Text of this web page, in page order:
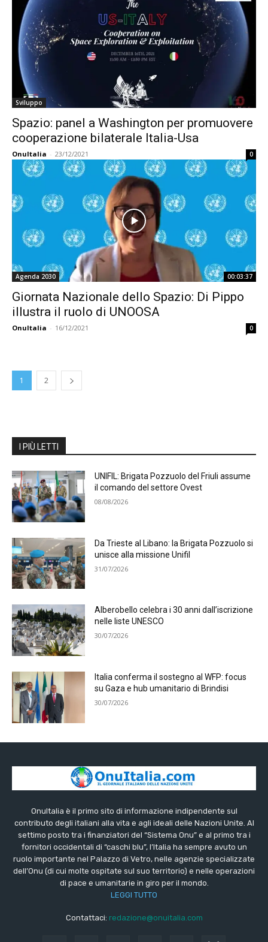
Sviluppo
Spazio: panel a Washington per promuovere
cooperazione bilaterale Italia-Usa
OnuItalia - 23/12/2021 0
Agenda 2030 00:03:37
Giornata Nazionale dello Spazio: Di Pippo
illustra il ruolo di UNOOSA
OnuItalia - 16/12/2021 0
1 2
I PIÙ LETTI
UNIFIL: Brigata Pozzuolo del Friuli assume
il comando del settore Ovest
08/08/2026
Da Trieste al Libano: la Brigata Pozzuolo si
unisce alla missione Unifil
31/07/2026
Alberobello celebra i 30 anni dall’iscrizione
nelle liste UNESCO
30/07/2026
Italia conferma il sostegno al WFP: focus
su Gaza e hub umanitario di Brindisi
30/07/2026
OnuItalia è il primo sito di informazione indipendente sul
contributo degli italiani alla vita e agli ideali delle Nazioni Unite. Al
settimo posto tra i finanziatori del “Sistema Onu” e al primo tra i
fornitori occidentali di “caschi blu”, l’Italia ha sempre avuto un
ruolo importante nel Palazzo di Vetro, nelle agenzie specializzate
dell’Onu (di cui molte ospitate sul suo territorio) e nelle operazioni
di pace e umanitarie in giro per il mondo.
LEGGI TUTTO
Contattaci: redazione@onuitalia.com